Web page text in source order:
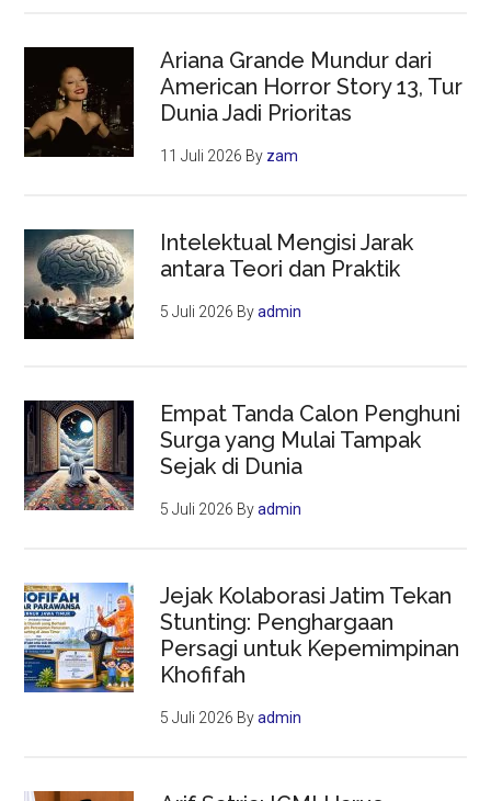
Ariana Grande Mundur dari
American Horror Story 13, Tur
Dunia Jadi Prioritas
11 Juli 2026 By zam
Intelektual Mengisi Jarak
antara Teori dan Praktik
5 Juli 2026 Byadmin
Empat Tanda Calon Penghuni
Surga yang Mulai Tampak
Sejak di Dunia
5 Juli 2026 Byadmin
Jejak Kolaborasi Jatim Tekan
Stunting: Penghargaan
Persagi untuk Kepemimpinan
Khofifah
5 Juli 2026 Byadmin